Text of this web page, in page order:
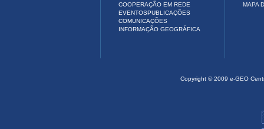
COOPERAÇÃO EM REDE
EVENTOSPUBLICAÇÕES
COMUNICAÇÕES
INFORMAÇÃO GEOGRÁFICA
MAPA
Copyright © 2009 e-GEO